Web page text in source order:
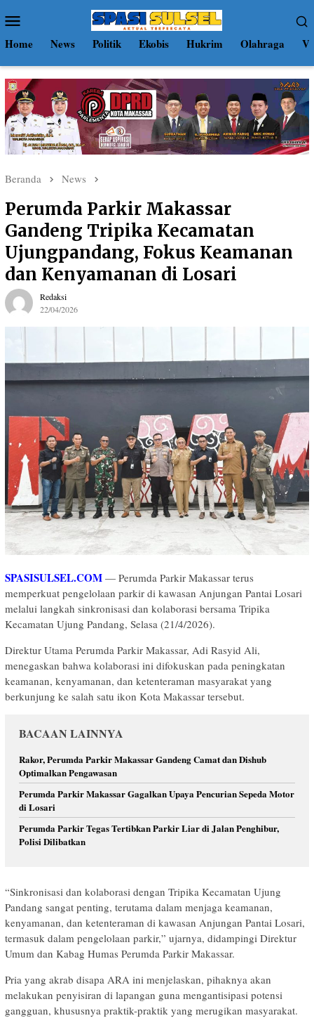
ke
kontenMobile
Home News Politik Ekobis Hukrim Olahraga
Beranda News
Perumda Parkir Makassar
Gandeng Tripika Kecamatan
Ujungpandang, Fokus Keamanan
dan Kenyamanan di Losari
Redaksi
22/04/2026
SPASISULSEL.COM — Perumda Parkir Makassar terus
memperkuat pengelolaan parkir di kawasan Anjungan Pantai Losari
melalui langkah sinkronisasi dan kolaborasi bersama Tripika
Kecamatan Ujung Pandang, Selasa (21/4/2026).
Direktur Utama Perumda Parkir Makassar, Adi Rasyid Ali,
menegaskan bahwa kolaborasi ini difokuskan pada peningkatan
keamanan, kenyamanan, dan ketenteraman masyarakat yang
berkunjung ke salah satu ikon Kota Makassar tersebut.
BACAAN LAINNYA
Rakor, Perumda Parkir Makassar Gandeng Camat dan Dishub
Optimalkan Pengawasan
Perumda Parkir Makassar Gagalkan Upaya Pencurian Sepeda Motor
di Losari
Perumda Parkir Tegas Tertibkan Parkir Liar di Jalan Penghibur,
Polisi Dilibatkan
“Sinkronisasi dan kolaborasi dengan Tripika Kecamatan Ujung
Pandang sangat penting, terutama dalam menjaga keamanan,
kenyamanan, dan ketenteraman di kawasan Anjungan Pantai Losari,
termasuk dalam pengelolaan parkir,” ujarnya, didampingi Direktur
Umum dan Kabag Humas Perumda Parkir Makassar.
Pria yang akrab disapa ARA ini menjelaskan, pihaknya akan
melakukan penyisiran di lapangan guna mengantisipasi potensi
gangguan, khususnya praktik-praktik yang merugikan masyarakat.